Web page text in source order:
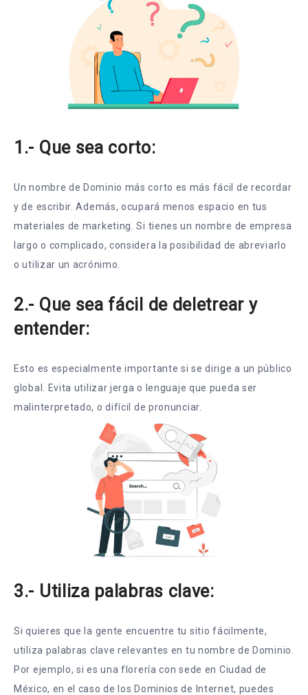
1.- Que sea corto:
Un nombre de Dominio más corto es más fácil de recordar
y de escribir. Además, ocupará menos espacio en tus
materiales de marketing. Si tienes un nombre de empresa
largo o complicado, considera la posibilidad de abreviarlo
o utilizar un acrónimo.
2.- Que sea fácil de deletrear y
entender:
Esto es especialmente importante si se dirige a un público
global. Evita utilizar jerga o lenguaje que pueda ser
malinterpretado, o difícil de pronunciar.
3.- Utiliza palabras clave:
Si quieres que la gente encuentre tu sitio fácilmente,
utiliza palabras clave relevantes en tu nombre de Dominio.
Por ejemplo, si es una florería con sede en Ciudad de
México, en el caso de los Dominios de Internet, puedes